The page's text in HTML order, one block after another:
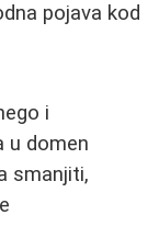
pojava kod
i
u domen
smanjiti,